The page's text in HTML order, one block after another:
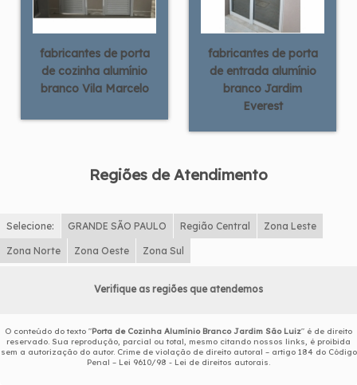
fabricantes de porta
de cozinha alumínio
branco Vila Marcelo
fabricantes de porta
de entrada alumínio
branco Jardim
Everest
Regiões de Atendimento
Selecione: GRANDE SÃO PAULO Região Central Zona Leste
Zona Norte Zona Oeste Zona Sul
Verifique as regiões que atendemos
O conteúdo do texto "Porta de Cozinha Alumínio Branco Jardim São Luiz" é de direito
reservado. Sua reprodução, parcial ou total, mesmo citando nossos links, é proibida
sem a autorização do autor. Crime de violação de direito autoral – artigo 184 do Código
Penal – Lei 9610/98 - Lei de direitos autorais.